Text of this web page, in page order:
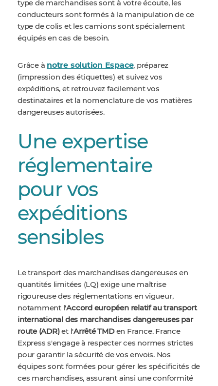
type de marchandises sont à votre écoute, les
conducteurs sont formés à la manipulation de ce
type de colis et les camions sont spécialement
équipés en cas de besoin.
Grâce à notre solution Espace, préparez
(impression des étiquettes) et suivez vos
expéditions, et retrouvez facilement vos
destinataires et la nomenclature de vos matières
dangereuses autorisées.
Une expertise
réglementaire
pour vos
expéditions
sensibles
Le transport des marchandises dangereuses en
quantités limitées (LQ) exige une maîtrise
rigoureuse des réglementations en vigueur,
notamment l'Accord européen relatif au transport
international des marchandises dangereuses par
route (ADR)et l'Arrêté TMDen France. France
Express s'engage à respecter ces normes strictes
pour garantir la sécurité de vos envois. Nos
équipes sont formées pour gérer les spécificités de
ces marchandises, assurant ainsi une conformité